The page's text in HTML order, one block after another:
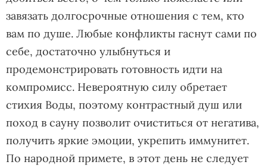
завязать долгосрочные отношения с тем, кто
вам по душе. Любые конфликты гаснут сами по
себе, достаточно улыбнуться и
продемонстрировать готовность идти на
компромисс. Невероятную силу обретает
стихия Воды, поэтому контрастный душ или
поход в сауну позволит очиститься от негатива,
получить яркие эмоции, укрепить иммунитет.
По народной примете, в этот день не следует